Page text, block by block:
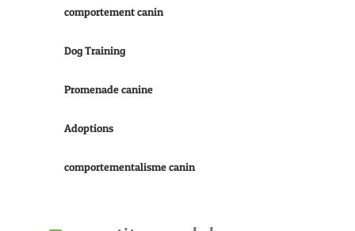
comportement canin
Dog Training
Promenade canine
Adoptions
comportementalisme canin